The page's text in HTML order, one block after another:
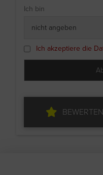
Ich bin
Ich akzeptiere die